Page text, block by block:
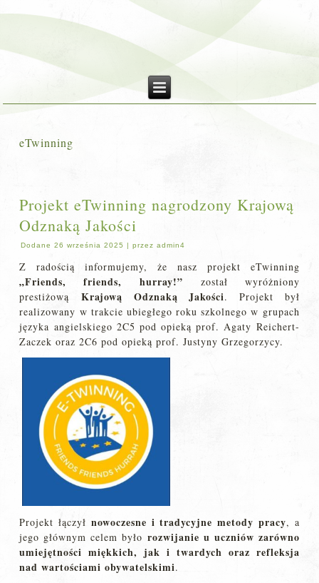
eTwinning
Projekt eTwinning nagrodzony Krajową
Odznaką Jakości
Dodane 26 września 2025 |przez admin4
Z radością informujemy, że nasz projekt eTwinning
„Friends, friends, hurray!” został wyróżniony
prestiżowąKrajową Odznaką Jakości. Projekt był
realizowany w trakcie ubiegłego roku szkolnego w grupach
języka angielskiego 2C5 pod opieką prof. Agaty Reichert-
Zaczek oraz 2C6 pod opieką prof. Justyny Grzegorzycy.
Projekt łączył nowoczesne i tradycyjne metody pracy, a
jego głównym celem było rozwijanie u uczniów zarówno
umiejętności miękkich, jak i twardych oraz refleksja
nad wartościami obywatelskimi.